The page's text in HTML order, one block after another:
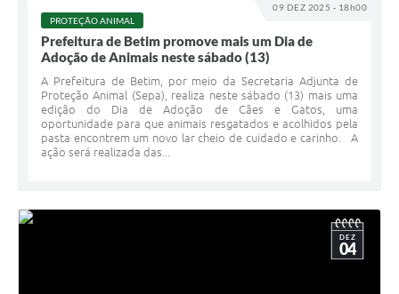
09 DEZ 2025 - 18h00
PROTEÇÃO ANIMAL
Prefeitura de Betim promove mais um Dia de
Adoção de Animais neste sábado (13)
A Prefeitura de Betim, por meio da Secretaria Adjunta de
Proteção Animal (Sepa), realiza neste sábado (13) mais uma
edição do Dia de Adoção de Cães e Gatos, uma
oportunidade para que animais resgatados e acolhidos pela
pasta encontrem um novo lar cheio de cuidado e carinho. A
ação será realizada das...
DEZ
04